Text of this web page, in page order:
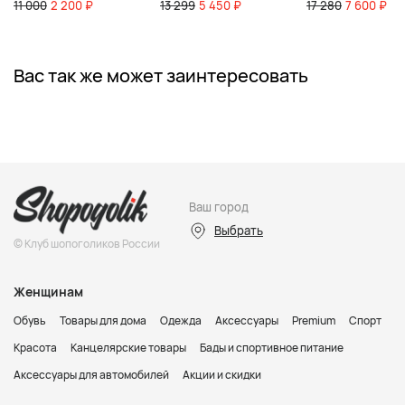
11 000 2 200 ₽ 13 299 5 450 ₽ 17 280 7 600 ₽
Вас так же может заинтересовать
© Клуб шопоголиков России
Ваш город
Выбрать
Женщинам
Обувь Товары для дома Одежда Аксессуары Premium
Спорт
Красота
Канцелярские товары
Бады и спортивное питание
Аксессуары для автомобилей
Акции и скидки